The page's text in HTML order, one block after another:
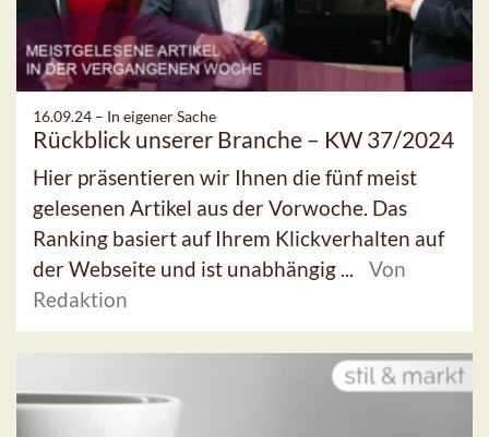
16.09.24 – In eigener Sache
Rückblick unserer Branche – KW 37/2024
Hier präsentieren wir Ihnen die fünf meist
gelesenen Artikel aus der Vorwoche. Das
Ranking basiert auf Ihrem Klickverhalten auf
der Webseite und ist unabhängig ...
Von
Redaktion